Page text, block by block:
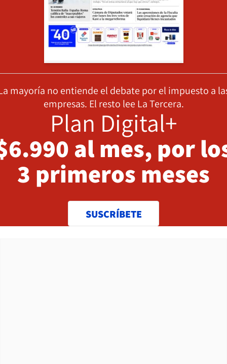
mayoría no entiende el debate por el impuesto a
empresas. El resto lee La Tercera.
Plan Digital+
al mes, por
3 primeros meses
SUSCRÍBETE